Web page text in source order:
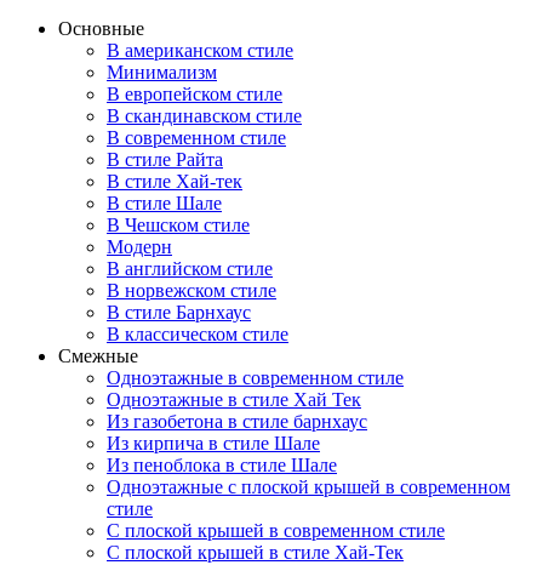
Основные
В американском стиле
Минимализм
В европейском стиле
В скандинавском стиле
В современном стиле
В стиле Райта
В стиле Хай-тек
В стиле Шале
В Чешском стиле
Модерн
В английском стиле
В норвежском стиле
В стиле Барнхаус
В классическом стиле
Смежные
Одноэтажные в современном стиле
Одноэтажные в стиле Хай Тек
Из газобетона в стиле барнхаус
Из кирпича в стиле Шале
Из пеноблока в стиле Шале
Одноэтажные с плоской крышей в современном
стиле
С плоской крышей в современном стиле
С плоской крышей в стиле Хай-Тек